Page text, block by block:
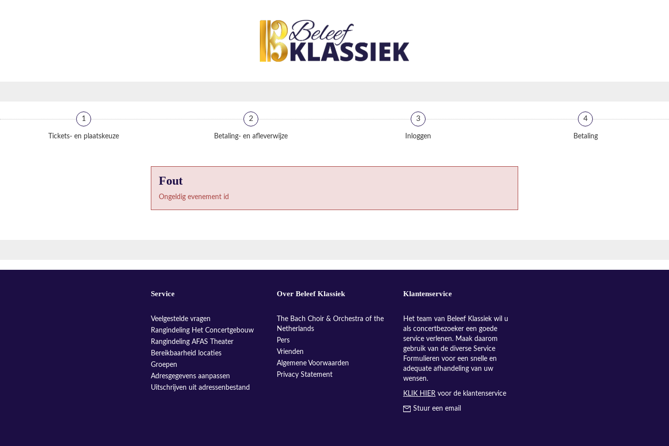
1
Tickets- en plaatskeuze
2
Betaling- en afleverwijze
3
Inloggen
4
Betaling
Fout
Ongeldig evenement id
Service
Veelgestelde vragen
Rangindeling Het Concertgebouw
Rangindeling AFAS Theater
Bereikbaarheid locaties
Groepen
Adresgegevens aanpassen
Uitschrijven uit adressenbestand
Over Beleef Klassiek
The Bach Choir & Orchestra of the
Netherlands
Pers
Vrienden
Algemene Voorwaarden
Privacy Statement
Klantenservice
Het team van Beleef Klassiek wil u
als concertbezoeker een goede
service verlenen. Maak daarom
gebruik van de diverse Service
Formulieren voor een snelle en
adequate afhandeling van uw
wensen.
KLIK HIERvoor de klantenservice
Stuur een email